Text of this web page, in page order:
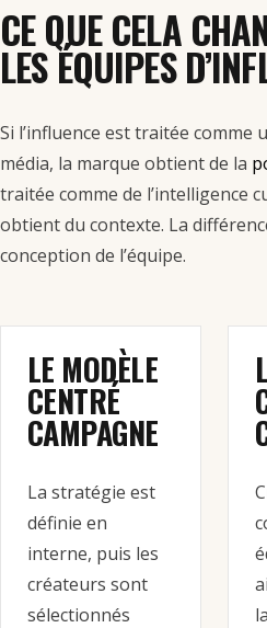
CE QUE CELA
LES ÉQUIPES
Si l’influence est traitée comme
média, la marque obtient de la
traitée comme de l’intelligence
obtient du contexte. La
conception de l’équipe.
LE MODÈLE
CENTRÉ
CAMPAGNE
La stratégie est
définie en
interne, puis les
créateurs sont
sélectionnés